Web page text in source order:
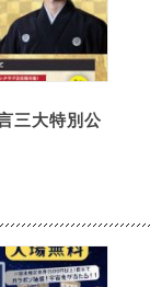
三大特別公